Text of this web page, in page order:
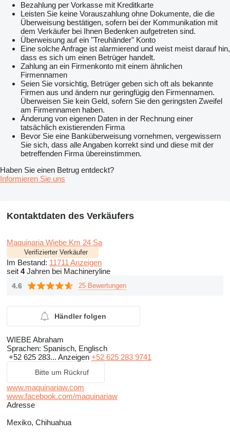
Bezahlung per Vorkasse mit Kreditkarte
Leisten Sie keine Vorauszahlung ohne Dokumente, die die
Überweisung bestätigen, sofern bei der Kommunikation mit
dem Verkäufer bei Ihnen Bedenken aufgetreten sind.
Überweisung auf ein "Treuhänder" Konto
Eine solche Anfrage ist alarmierend und weist meist darauf hin,
dass es sich um einen Betrüger handelt.
Zahlung an ein Firmenkonto mit einem ähnlichen
Firmennamen
Seien Sie vorsichtig, Betrüger geben sich oft als bekannte
Firmen aus und ändern nur geringfügig den Firmennamen.
Überweisen Sie kein Geld, sofern Sie den geringsten Zweifel
am Firmennamen haben.
Änderung von eigenen Daten in der Rechnung einer
tatsächlich existierenden Firma
Bevor Sie eine Banküberweisung vornehmen, vergewissern
Sie sich, dass alle Angaben korrekt sind und diese mit der
betreffenden Firma übereinstimmen.
Haben Sie einen Betrug entdeckt?
Informieren Sie uns
Kontaktdaten des Verkäufers
Maquinaria Wiebe Km 24 Sa
Verifizierter Verkäufer
Im Bestand: 11711 Anzeigen
seit 4Jahren bei Machineryline
4.6 25 Bewertungen
Händler folgen
WIEBE Abraham
Sprachen: Spanisch, Englisch
+52 625 283... Anzeigen +52 625 283 9741
Bitte um Rückruf
www.maquinariaw.com
www.facebook.com/maquinariaw
Adresse
Mexiko, Chihuahua